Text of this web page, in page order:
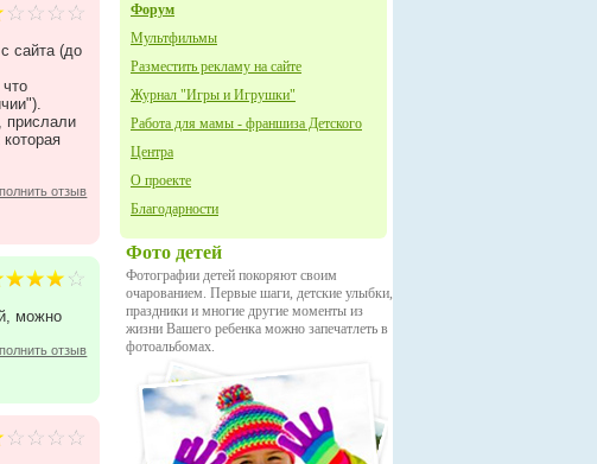
Форум
Мультфильмы
Разместить рекламу на сайте
Журнал "Игры и Игрушки"
Работа для мамы - франшиза Детского
Центра
О проекте
Благодарности
Фото детей
Фотографии детей покоряют своим
очарованием. Первые шаги, детские улыбки,
праздники и многие другие моменты из
жизни Вашего ребенка можно запечатлеть в
фотоальбомах.
сайта (до
прислали
отзыв
можно
отзыв